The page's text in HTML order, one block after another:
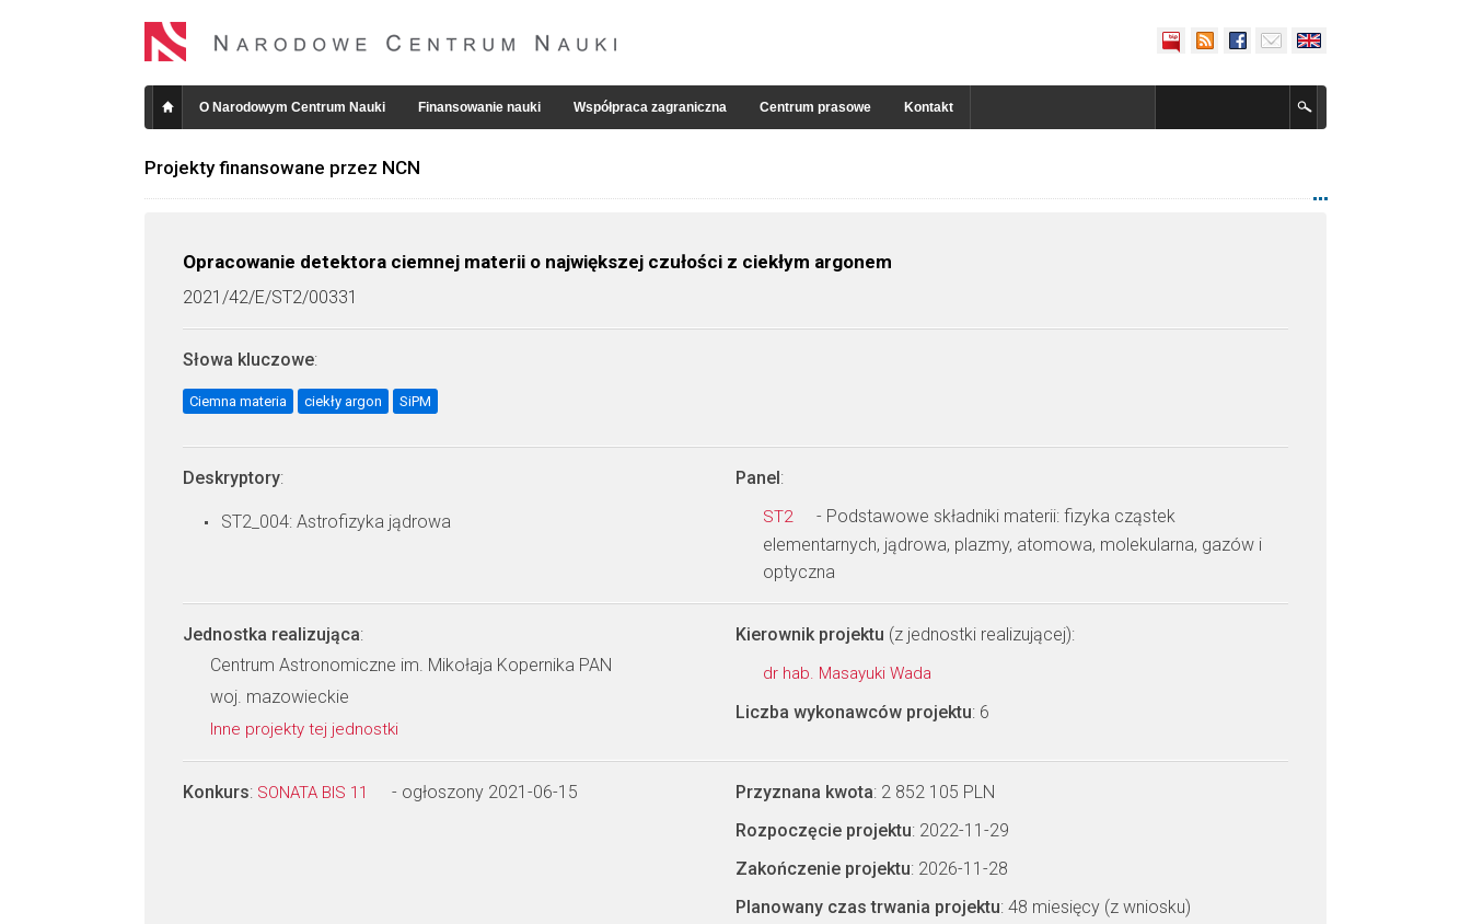
O Narodowym Centrum Nauki Finansowanie nauki Współpraca zagraniczna Centrum prasowe Kontakt
Projekty finansowane przez NCN
Opracowanie detektora ciemnej materii o największej czułości z ciekłym argonem
2021/42/E/ST2/00331
Słowa kluczowe:
Ciemna materia ciekły argon SiPM
Deskryptory:
ST2_004: Astrofizyka jądrowa
Panel:
ST2
- Podstawowe składniki materii: fizyka cząstek
elementarnych, jądrowa, plazmy, atomowa, molekularna, gazów i
optyczna
Jednostka realizująca:
Centrum Astronomiczne im. Mikołaja Kopernika PAN
woj. mazowieckie
Inne projekty tej jednostki
Kierownik projektu (z jednostki realizującej):
dr hab. Masayuki Wada
Liczba wykonawców projektu: 6
Konkurs: SONATA BIS 11 - ogłoszony 2021-06-15 Przyznana kwota: 2 852 105 PLN
Rozpoczęcie projektu: 2022-11-29
Zakończenie projektu: 2026-11-28
Planowany czas trwania projektu: 48 miesięcy (z wniosku)